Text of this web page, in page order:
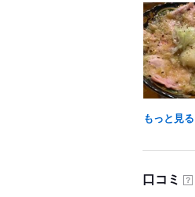
もっと見る
口コミ ？